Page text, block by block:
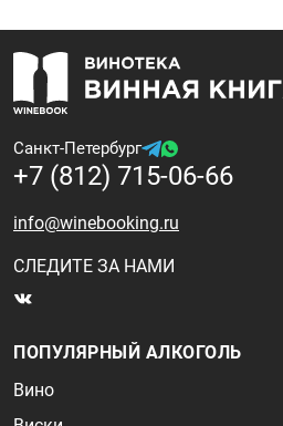
Санкт-Петербург
+7 (812) 715-06-66
info@winebooking.ru
СЛЕДИТЕ ЗА НАМИ
ПОПУЛЯРНЫЙ АЛКОГОЛЬ
Вино